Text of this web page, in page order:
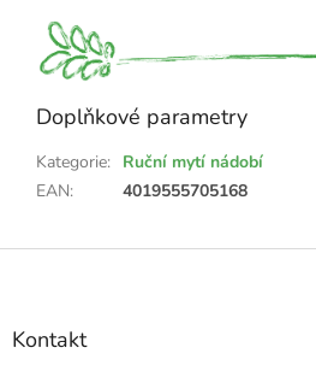
Doplňkové parametry
Kategorie: Ruční mytí nádobí
EAN: 4019555705168
Z
Kontakt